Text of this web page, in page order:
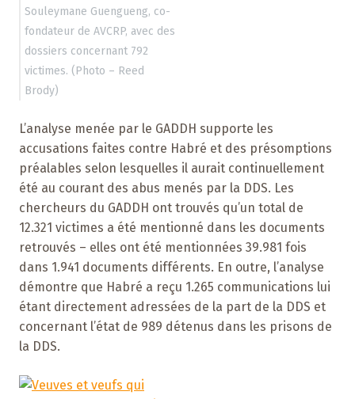
Souleymane Guengueng, co-
fondateur de AVCRP, avec des
dossiers concernant 792
victimes. (Photo – Reed
Brody)
L’analyse menée par le GADDH supporte les
accusations faites contre Habré et des présomptions
préalables selon lesquelles il aurait continuellement
été au courant des abus menés par la DDS. Les
chercheurs du GADDH ont trouvés qu’un total de
12.321 victimes a été mentionné dans les documents
retrouvés – elles ont été mentionnées 39.981 fois
dans 1.941 documents différents. En outre, l’analyse
démontre que Habré a reçu 1.265 communications lui
étant directement adressées de la part de la DDS et
concernant l’état de 989 détenus dans les prisons de
la DDS.